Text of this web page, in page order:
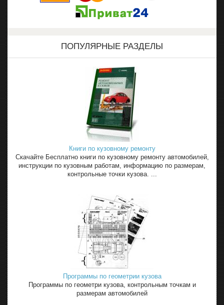
ПОПУЛЯРНЫЕ РАЗДЕЛЫ
Книги по кузовному ремонту
Скачайте Бесплатно книги по кузовному ремонту автомобилей,
инструкции по кузовным работам, информацию по размерам,
контрольные точки кузова. ...
Программы по геометрии кузова
Программы по геометри кузова, контрольным точкам и
размерам автомобилей